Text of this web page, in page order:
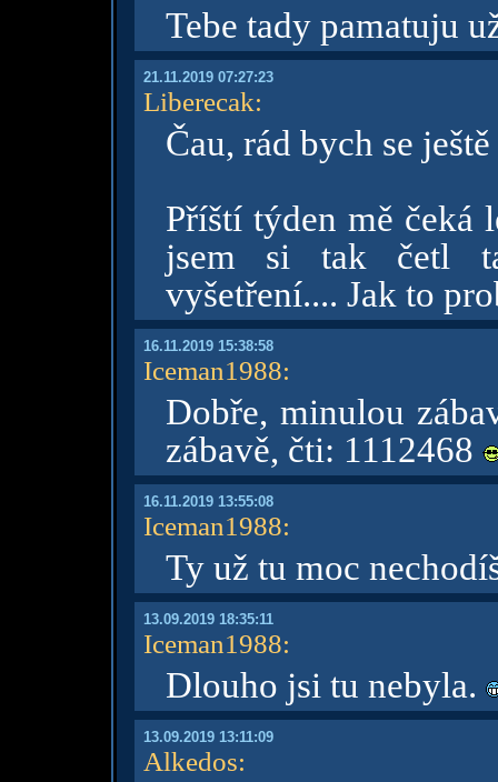
Tebe tady pamatuju
21.11.2019 07:27:23
Liberecak:
Čau, rád bych se
Příští týden mě čeká
jsem si tak četl
vyšetření.... Jak to
16.11.2019 15:38:58
Iceman1988:
Dobře, minulou
zábavě, čti: 1112468
16.11.2019 13:55:08
Iceman1988:
Ty už tu moc
13.09.2019 18:35:11
Iceman1988:
Dlouho jsi tu nebyla.
13.09.2019 13:11:09
Alkedos: